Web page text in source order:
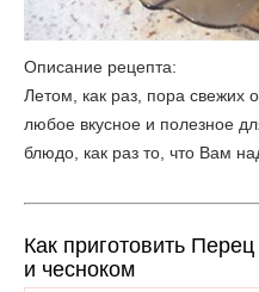
Описание рецепта:
Летом, как раз, пора свежих
любое вкусное и полезное
блюдо, как раз то, что Вам
Как приготовить
и чесноком